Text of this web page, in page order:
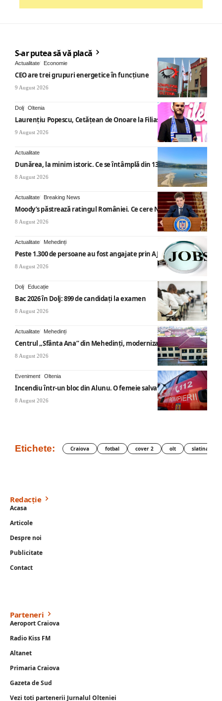
S-ar putea să vă placă
Actualitate Economie
CEO are trei grupuri energetice în funcțiune
9 August 2026
Dolj Oltenia
Laurențiu Popescu, Cetățean de Onoare la Filiași
9 August 2026
Actualitate
Dunărea, la minim istoric. Ce se întâmplă din 13 august
8 August 2026
Actualitate Breaking News
Moody’s păstrează ratingul României. Ce cere Nicușor Dan
8 August 2026
Actualitate Mehedinți
Peste 1.300 de persoane au fost angajate prin AJOFM Mehedinți
8 August 2026
Dolj Educație
Bac 2026 în Dolj: 899 de candidați la examen
8 August 2026
Actualitate Mehedinți
Centrul „Sfânta Ana” din Mehedinți, modernizat
8 August 2026
Eveniment Oltenia
Incendiu într-un bloc din Alunu. O femeie salvată
8 August 2026
Etichete: Craiova fotbal cover 2 olt slatina
Redacție
Acasa
Articole
Despre noi
Publicitate
Contact
Parteneri
Aeroport Craiova
Radio Kiss FM
Altanet
Primaria Craiova
Gazeta de Sud
Vezi toti partenerii Jurnalul Olteniei